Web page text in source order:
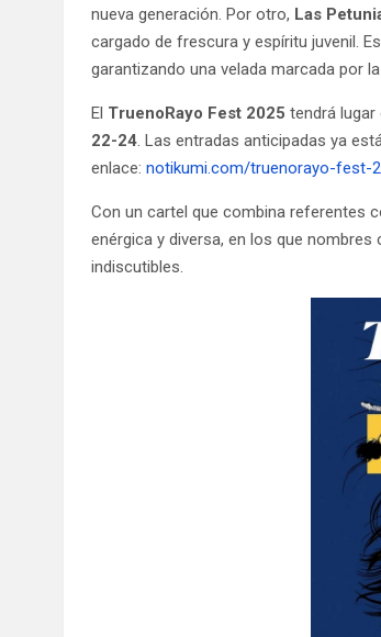
nueva generación. Por otro, Las
cargado de frescura y espíritu juvenil.
garantizando una velada marcada por
El TruenoRayo Fest 2025 tendrá lugar
22-24. Las entradas anticipadas ya
enlace:notikumi.com/truenorayo-fest-
Con un cartel que combina referentes
enérgica y diversa, en los que nombres
indiscutibles.